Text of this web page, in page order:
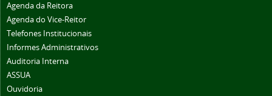
Agenda da Reitora
Agenda do Vice-Reitor
Telefones Institucionais
Informes Administrativos
Auditoria Interna
ASSUA
Ouvidoria